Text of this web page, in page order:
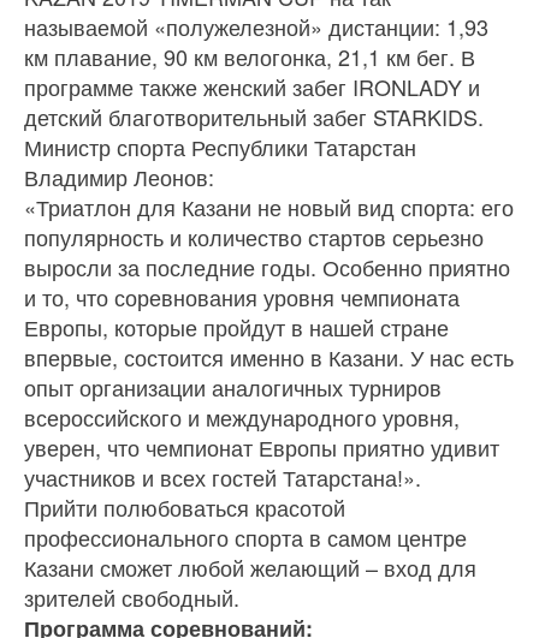
называемой «полужелезной» дистанции: 1,93
км плавание, 90 км велогонка, 21,1 км бег. В
программе также женский забег IRONLADY и
детский благотворительный забег STARKIDS.
Министр спорта Республики Татарстан
Владимир Леонов:
«Триатлон для Казани не новый вид спорта: его
популярность и количество стартов серьезно
выросли за последние годы. Особенно приятно
и то, что соревнования уровня чемпионата
Европы, которые пройдут в нашей стране
впервые, состоится именно в Казани. У нас есть
опыт организации аналогичных турниров
всероссийского и международного уровня,
уверен, что чемпионат Европы приятно удивит
участников и всех гостей Татарстана!».
Прийти полюбоваться красотой
профессионального спорта в самом центре
Казани сможет любой желающий – вход для
зрителей свободный.
Программа соревнований: